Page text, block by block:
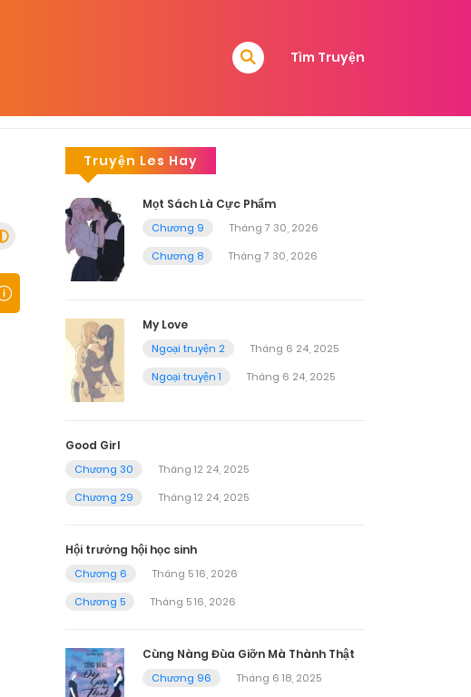
Tìm Truyện
Truyện Les Hay
Mọt Sách Là Cực Phẩm
Chương 9
Tháng 7 30, 2026
Chương 8
Tháng 7 30, 2026
My Love
Ngoại truyện 2
Tháng 6 24, 2025
Ngoại truyện 1
Tháng 6 24, 2025
Good Girl
Chương 30
Tháng 12 24, 2025
Chương 29
Tháng 12 24, 2025
Hội trưởng hội học sinh
Chương 6
Tháng 5 16, 2026
Chương 5
Tháng 5 16, 2026
Cùng Nàng Đùa Giỡn Mà Thành Thật
Chương 96
Tháng 6 18, 2025